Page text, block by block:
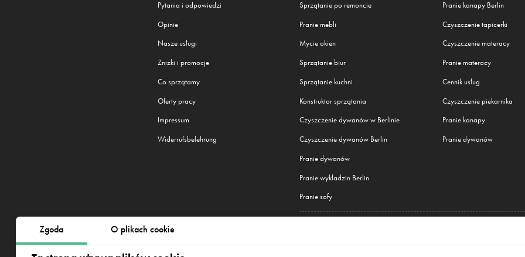
Zgoda O plikach cookie
Pytania i odpowiedzi
Opinie
Nasze usługi
Zniżki i promocje
Co sprzątamy
Oferty pracy
Impressum
Widerrufsbelehrung
Sprzątanie po remoncie
Pranie mebli
Mycie okien
Sprzątanie biur
Sprzątanie kuchni
Konstruktor sprzątania
Czyszczenie dywanów w Berlinie
Czyszczenie dywanów Berlin
Pranie dywanów
Pranie wykładzin Berlin
Pranie sofy
Pranie kanapy Berlin
Czyszczenie tapicerki
Czyszczenie materacy
Pranie materacy
Cennik usług
Czyszczenie piekarnika
Pranie kanapy
Pranie dywanów
Działamy w 22 miastach: